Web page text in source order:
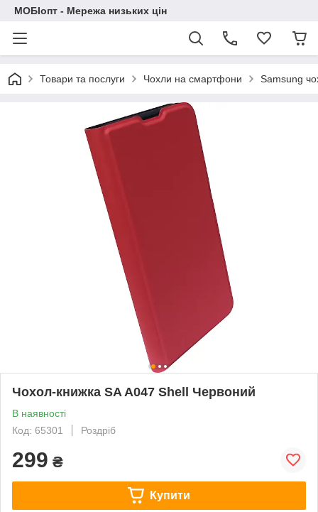
МОБІопт - Мережа низьких цін
Товари та послуги Чохли на смартфони Samsung
Чохол-книжка SA A047 Shell Червоний
В наявності
Код: 65301
Роздріб
299 ₴
Купити